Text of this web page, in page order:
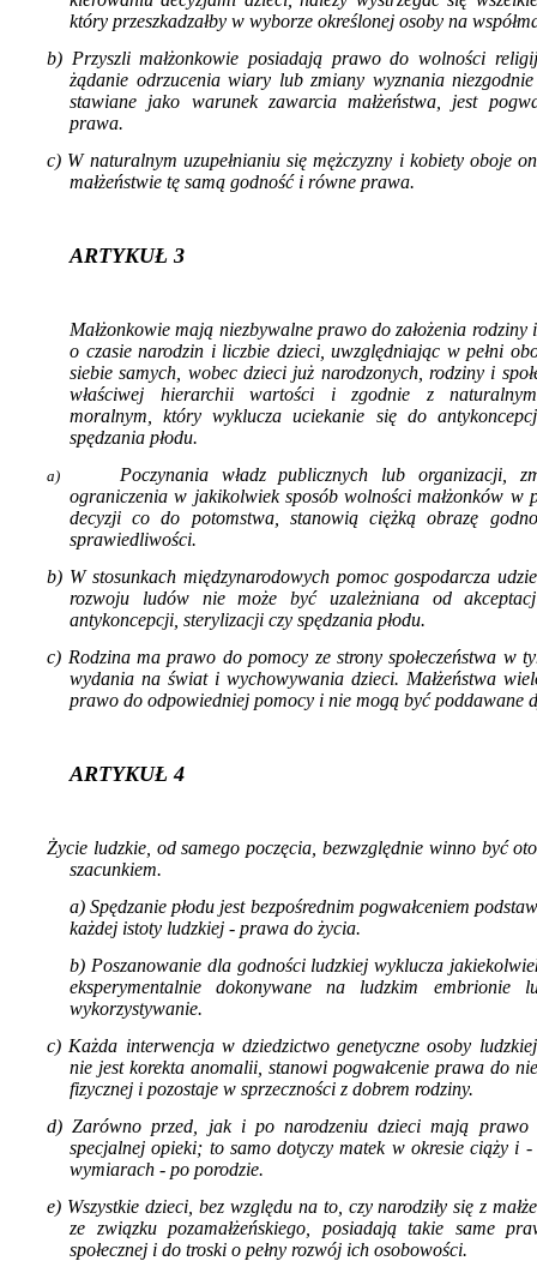
który przeszkadzałby w wyborze określonej osoby na
b) Przyszli małżonkowie posiadają prawo do wolności
żądanie odrzucenia wiary lub zmiany wyznania
stawiane jako warunek zawarcia małżeń­stwa, jest
prawa.
c) W naturalnym uzupełnianiu się mężczyzny i kobiety oboje
małżeństwie tę sa­mą godność i równe prawa.
ARTYKUŁ 3
Małżonkowie mają niezbywalne prawo do za­łożenia rodziny
o czasie narodzin i liczbie dzieci, uwzględniając w pełni
siebie samych, wobec dzieci już narodzo­nych, rodziny i
właściwej hie­rarchii wartości i zgodnie z
moralnym, który wyklucza uciekanie się do
spędzania płodu.
a)
Poczynania władz publicznych lub organiza­cji,
ograniczenia w jakikolwiek sposób wolności małżonków w
de­cyzji co do potomstwa, stanowią ciężką obrazę
sprawiedliwości.
b) W stosunkach międzynarodowych pomoc gospodarcza
rozwoju ludów nie może być uzależniana od
antykoncepcji, sterylizacji czy spędzania płodu.
c) Rodzina ma prawo do pomocy ze strony spo­łeczeństwa w
wydania na świat i wychowywania dzieci. Małżeństwa
prawo do odpowiedniej pomocy i nie mogą być poddawane
ARTYKUŁ 4
Życie ludzkie, od samego poczęcia, bezwzględ­nie winno być
szacunkiem.
a) Spędzanie płodu jest bezpośrednim pogwał­ceniem
każdej istoty ludz­kiej - prawa do życia.
b) Poszanowanie dla godności ludzkiej wyklucza
eksperymentalnie dokonywane na ludzkim embrionie
wykorzystywanie.
c) Każda interwencja w dziedzictwo genetycz­ne osoby
nie jest korekta anomalii, stanowi pogwałcenie prawa do
fizycznej i pozostaje w sprzeczności z do­brem rodziny.
d) Zarówno przed, jak i po narodzeniu dzieci mają
specjalnej opieki; to samo dotyczy matek w okresie ciąży i -
wymiarach - po porodzie.
e) Wszystkie dzieci, bez względu na to, czy na­rodziły się z
ze związku pozamałżeńskiego, posiadają takie same
społecznej i do troski o pełny rozwój ich osobowości.